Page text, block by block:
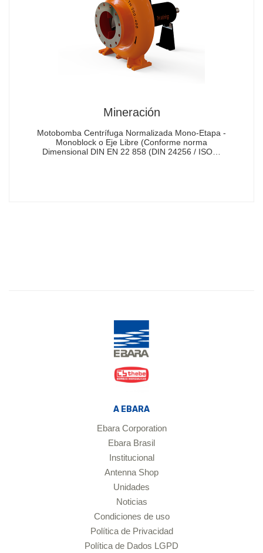
Mineración
Motobomba Centrífuga Normalizada Mono-Etapa -
Monoblock o Eje Libre (Conforme norma
Dimensional DIN EN 22 858 (DIN 24256 / ISO…
A EBARA
Ebara Corporation
Ebara Brasil
Institucional
Antenna Shop
Unidades
Noticias
Condiciones de uso
Política de Privacidad
Política de Dados LGPD